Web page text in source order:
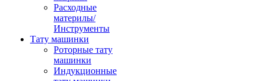
Расходные
материлы/
Инструменты
Тату машинки
Роторные тату
машинки
Индукционные